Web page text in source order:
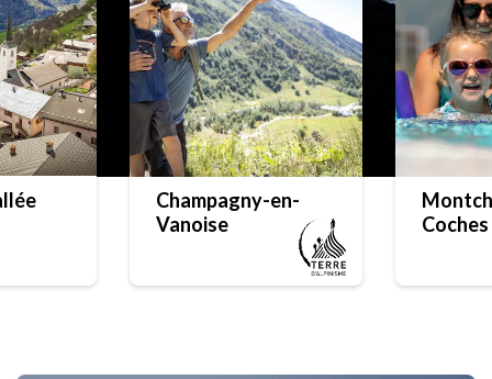
Champagny-en-
Vanoise
Coches